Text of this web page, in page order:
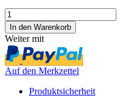
Weiter mit
Auf den Merkzettel
Produktsicherheit